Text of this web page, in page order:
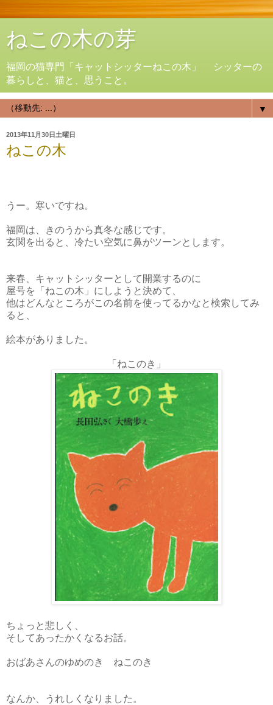
ねこの木の芽
福岡の猫専門「キャットシッターねこの木」 シッターの
暮らしと、猫と、思うこと。
▼
2013年11月30日土曜日
ねこの木
うー。寒いですね。
福岡は、きのうから真冬な感じです。
玄関を出ると、冷たい空気に鼻がツーンとします。
来春、キャットシッターとして開業するのに
屋号を「ねこの木」にしようと決めて、
他はどんなところがこの名前を使ってるかなと検索してみ
ると、
絵本がありました。
「ねこのき」
ちょっと悲しく、
そしてあったかくなるお話。
おばあさんのゆめのき ねこのき
なんか、うれしくなりました。